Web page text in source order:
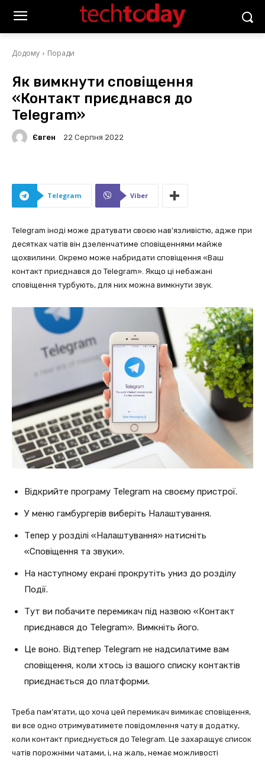
Додому Поради
Як вимкнути сповіщення
«Контакт приєднався до
Telegram»
Євген 22 Серпня 2022
Telegram Viber
Telegram іноді може дратувати своєю нав’язливістю, адже при
десятках чатів він дзеленчатиме сповіщеннями майже
щохвилини. Окремо може набридати сповіщення «Ваш
контакт приєднався до Telegram». Якщо ці небажані
сповіщення турбують, для них можна вимкнути звук.
Відкрийте програму Telegram на своєму пристрої.
У меню гамбургерів виберіть Налаштування.
Тепер у розділі «Налаштування» натисніть
«Сповіщення та звуки».
На наступному екрані прокрутіть униз до розділу
Події.
Тут ви побачите перемикач під назвою «Контакт
приєднався до Telegram». Вимкніть його.
Це воно. Відтепер Telegram не надсилатиме вам
сповіщення, коли хтось із вашого списку контактів
приєднається до платформи.
Треба пам’ятати, що хоча цей перемикач вимикає сповіщення,
ви все одно отримуватимете повідомлення чату в додатку,
коли контакт приєднується до Telegram. Це захаращує список
чатів порожніми чатами, і, на жаль, немає можливості